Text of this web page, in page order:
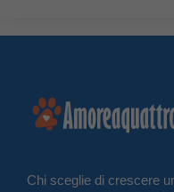
Chi sceglie di crescere